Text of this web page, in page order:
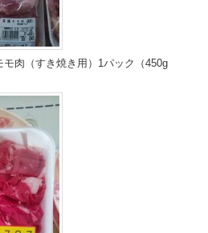
モ肉（すき焼き用）1パック（450g